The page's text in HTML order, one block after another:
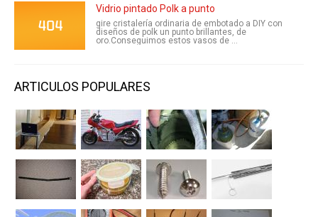
Vidrio pintado Polk a punto
gire cristalería ordinaria de embotado a DIY con
diseños de polk un punto brillantes, de
oro.Conseguimos estos vasos de ...
ARTICULOS POPULARES